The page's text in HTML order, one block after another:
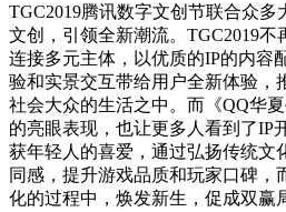
TGC2019腾讯数字文创节联合众多
文创，引领全新潮流。TGC2019
连接多元主体，以优质的IP的内容
验和实景交互带给用户全新体验，
社会大众的生活之中。而《QQ华
的亮眼表现，也让更多人看到了IP
获年轻人的喜爱，通过弘扬传统文
同感，提升游戏品质和玩家口碑，
化的过程中，焕发新生，促成双赢